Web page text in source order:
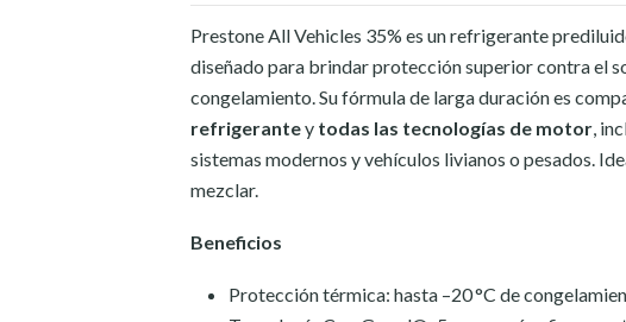
Prestone All Vehicles 35% es un refrigerante
diseñado para brindar protección superior contra el
congelamiento. Su fórmula de larga duración es
refrigerantey todas las tecnologías de motor,
sistemas modernos y vehículos livianos o pesados.
mezclar.
Beneficios
Protección térmica: hasta –20 °C de